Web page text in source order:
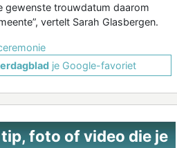
gewenste trouwdatum daarom
vertelt Sarah Glasbergen.
je Google-favoriet
tip, foto of video die je